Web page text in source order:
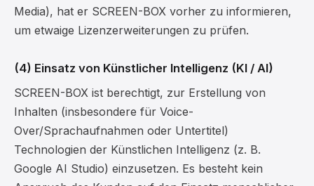
Media), hat er SCREEN-BOX vorher zu informieren,
um etwaige Lizenzerweiterungen zu prüfen.
(4) Einsatz von Künstlicher Intelligenz (KI / AI)
SCREEN-BOX ist berechtigt, zur Erstellung von
Inhalten (insbesondere für Voice-
Over/Sprachaufnahmen oder Untertitel)
Technologien der Künstlichen Intelligenz (z. B.
Google AI Studio) einzusetzen. Es besteht kein